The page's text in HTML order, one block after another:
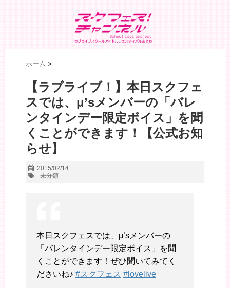
ホーム >
【ラブライブ！】本日スクフェ
スでは、μ’sメンバーの「バレ
ンタインデー限定ボイス」を聞
くことができます！【公式お知
らせ】
2015/02/14
- 未分類
本日スクフェスでは、μ’sメンバーの
「バレンタインデー限定ボイス」を聞
くことができます！ぜひ聞いてみてく
ださいね♪ #スクフェス #lovelive